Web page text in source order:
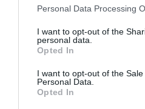
Please note that this website/
not limited to your visit or usage
grant or deny consent to
use your data for below
consent section.
Personal Data Processing
I want to opt-out of the
personal data.
Opted In
I want to opt-out of the
Personal Data.
Opted In
τελειώματα. Απογευματινή
ΑΓΩΝΙΣΤΙΚΑ